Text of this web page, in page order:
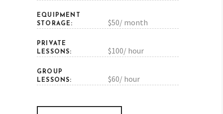
EQUIPMENT
STORAGE:
$50/ month
PRIVATE
LESSONS:
$100/ hour
GROUP
LESSONS:
$60/ hour